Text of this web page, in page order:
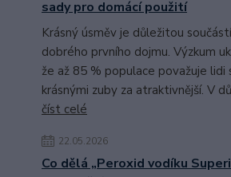
sady pro domácí použití
Krásný úsměv je důležitou součástí
dobrého prvního dojmu. Výzkum
že až 85 % populace považuje lidi
krásnými zuby za atraktivnější. V
číst celé
22.05.2026
Co dělá „Peroxid vodíku